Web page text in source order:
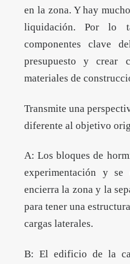
en la zona. Y hay
liquidación. Por lo
componentes clave
presupuesto y crear
materiales de
Transmite una
diferente al objetivo
A: Los bloques de
experimentación y
encierra la zona y la
para tener una
cargas laterales.
B: El edificio de la